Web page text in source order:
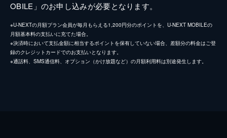
OBILE」のお申し込みが必要となります。
※U-NEXTの月額プラン会員が毎月もらえる1,200円分のポイントを、U-NEXT MOBILEの
月額基本料の支払いに充てた場合。
※決済時において支払金額に相当するポイントを保有していない場合、差額分の料金はご登
録のクレジットカードでのお支払いとなります。
※通話料、SMS通信料、オプション（かけ放題など）の月額利用料は別途発生します。